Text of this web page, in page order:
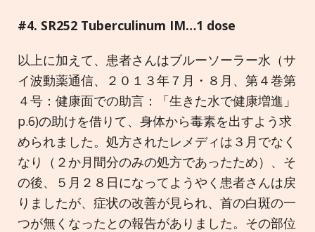
#4. SR252 Tuberculinum IM…1 dose
以上に加えて、患者さんはブルーソーラー水（サ
イ波動薬通信、２０１３年７月・８月、第４巻第
４号：健康面での助言：「生きた水で健康増進」
p.6)の助けを借りて、身体から毒素を出すよう求
められました。処方されたレメディは３月でなく
なり（２か月間分のみの処方であったため）、そ
の後、５月２８日になってようやく患者さんは戻
りましたが、症状の改善が見られ、首の白斑の一
つが無くなったとの報告がありました。その部位